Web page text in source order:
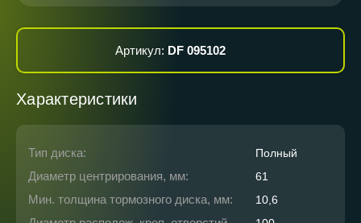
Артикул: DF 095102
Характеристики
Тип диска: Полный
Диаметр центрирования, мм: 61
Мин. толщина тормозного диска, мм: 10,6